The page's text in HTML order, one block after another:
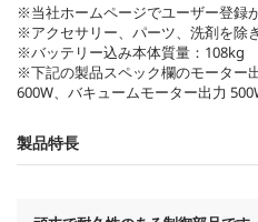
※当社ホームページでユーザー登録
※アクセサリー、パーツ、洗剤を除き
※バッテリー込み本体質量：108kg
※下記の製品スペック欄のモーター
600W、バキュームモーター出力
製品特長